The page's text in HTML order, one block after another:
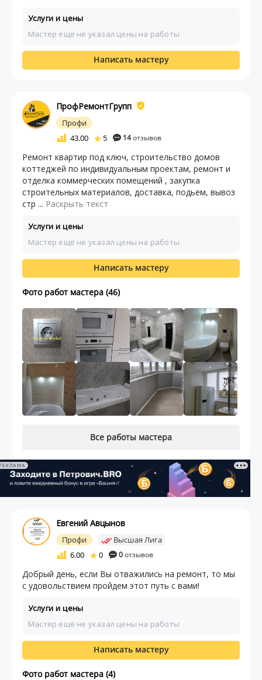
Услуги и цены
Мастер ещё не указал цены на работы
Написать мастеру
ПрофРемонтГрупп
Профи
43.00
5 14отзывов
Ремонт квартир под ключ, строительство домов
коттеджей по индивидуальным проектам, ремонт и
отделка коммерческих помещений , закупка
строительных материалов, доставка, подьем, вывоз
стр ... Раскрыть текст
Услуги и цены
Мастер ещё не указал цены на работы
Написать мастеру
Фото работ мастера (46)
Все работы мастера
Евгений Авцынов
Профи
Высшая Лига
6.00
0 0отзывов
Добрый день, если Вы отважились на ремонт, то мы
с удовольствием пройдем этот путь с вами!
Услуги и цены
Мастер ещё не указал цены на работы
Написать мастеру
Фото работ мастера (4)